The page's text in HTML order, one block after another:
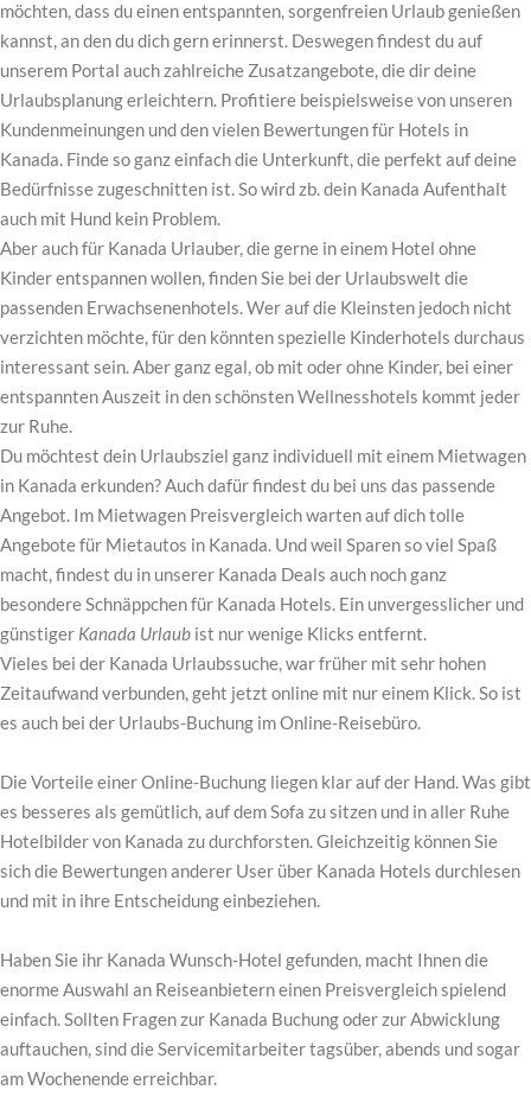
möchten, dass du einen entspannten, sorgenfreien Urlaub genießen
kannst, an den du dich gern erinnerst. Deswegen findest du auf
unserem Portal auch zahlreiche Zusatzangebote, die dir deine
Urlaubsplanung erleichtern. Profitiere beispielsweise von unseren
Kundenmeinungen und den vielen Bewertungen für Hotels in
Kanada. Finde so ganz einfach die Unterkunft, die perfekt auf deine
Bedürfnisse zugeschnitten ist. So wird zb. dein Kanada Aufenthalt
auch mit Hund kein Problem.
Aber auch für Kanada Urlauber, die gerne in einem Hotel ohne
Kinder entspannen wollen, finden Sie bei der Urlaubswelt die
passenden Erwachsenenhotels. Wer auf die Kleinsten jedoch nicht
verzichten möchte, für den könnten spezielle Kinderhotels durchaus
interessant sein. Aber ganz egal, ob mit oder ohne Kinder, bei einer
entspannten Auszeit in den schönsten Wellnesshotels kommt jeder
zur Ruhe.
Du möchtest dein Urlaubsziel ganz individuell mit einem Mietwagen
in Kanada erkunden? Auch dafür findest du bei uns das passende
Angebot. Im Mietwagen Preisvergleich warten auf dich tolle
Angebote für Mietautos in Kanada. Und weil Sparen so viel Spaß
macht, findest du in unserer Kanada Deals auch noch ganz
besondere Schnäppchen für Kanada Hotels. Ein unvergesslicher und
günstiger Kanada Urlaub ist nur wenige Klicks entfernt.
Vieles bei der Kanada Urlaubssuche, war früher mit sehr hohen
Zeitaufwand verbunden, geht jetzt online mit nur einem Klick. So ist
es auch bei der Urlaubs-Buchung im Online-Reisebüro.
Die Vorteile einer Online-Buchung liegen klar auf der Hand. Was gibt
es besseres als gemütlich, auf dem Sofa zu sitzen und in aller Ruhe
Hotelbilder von Kanada zu durchforsten. Gleichzeitig können Sie
sich die Bewertungen anderer User über Kanada Hotels durchlesen
und mit in ihre Entscheidung einbeziehen.
Haben Sie ihr Kanada Wunsch-Hotel gefunden, macht Ihnen die
enorme Auswahl an Reiseanbietern einen Preisvergleich spielend
einfach. Sollten Fragen zur Kanada Buchung oder zur Abwicklung
auftauchen, sind die Servicemitarbeiter tagsüber, abends und sogar
am Wochenende erreichbar.